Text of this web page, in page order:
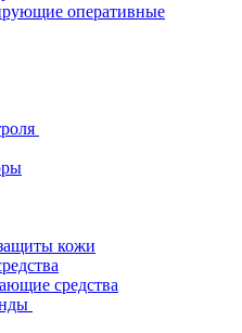
оперативные
кожи
средства